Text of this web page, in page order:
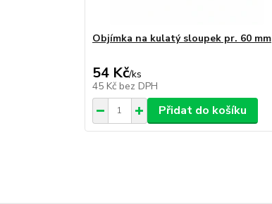
Objímka na kulatý sloupek pr. 60 mm
54 Kč/ks
45 Kč bez DPH
Přidat do košíku